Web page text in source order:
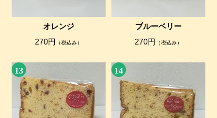
オレンジ
270円
（税込み）
ブルーベリー
270円
（税込み）
13 14